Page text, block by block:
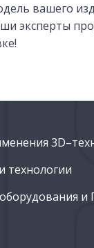
вашего
эксперты
технологии
и